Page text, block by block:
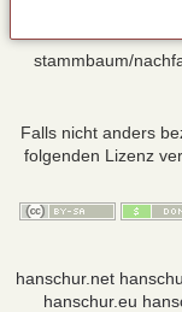
stammbaum/
Falls nicht anders
folgenden Lizenz
hanschur.net
hanschur.eu